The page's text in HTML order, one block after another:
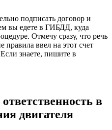
подписать договор и
вы едете в ГИБДД, куда
Отмечу сразу, что речь
правила ввел на этот счет
знаете, пишите в
в
двигателя